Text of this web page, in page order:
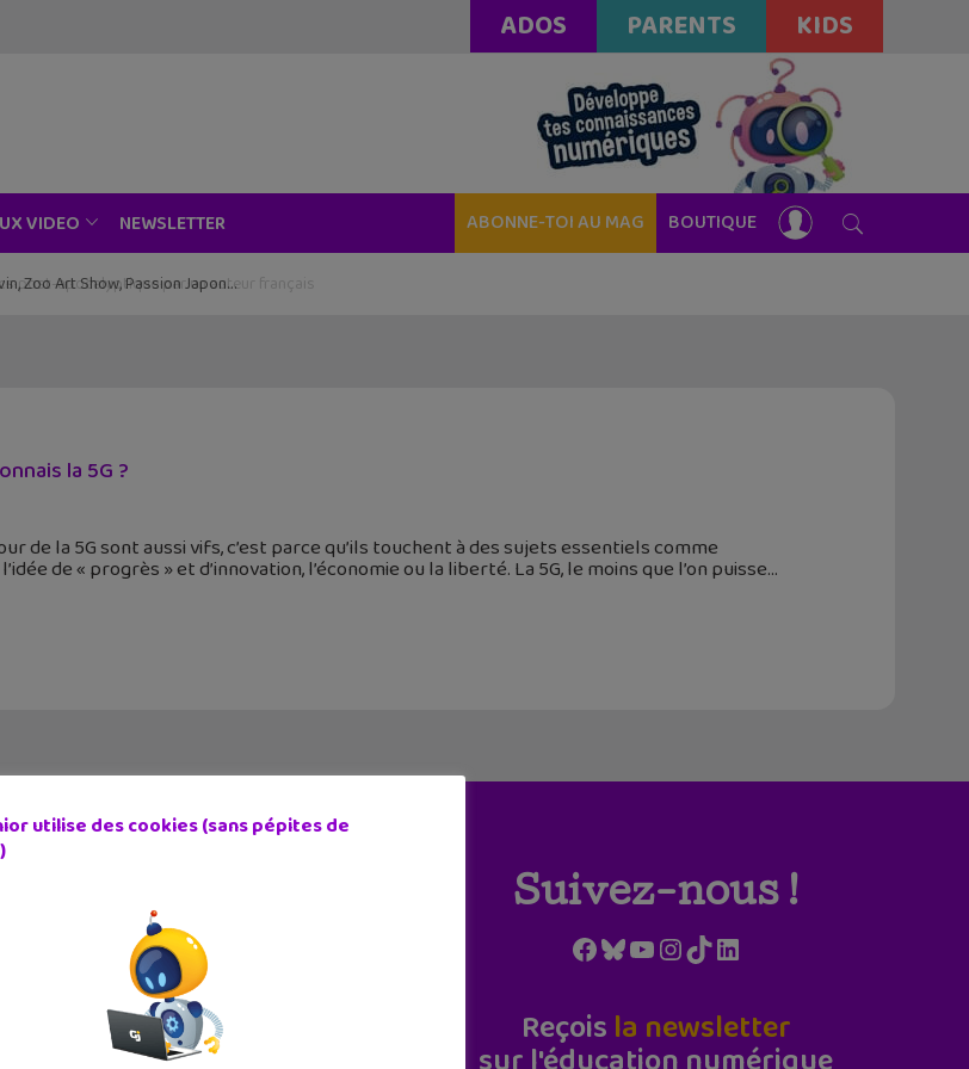
ADOS PARENTS KIDS
VIDEO NEWSLETTER ABONNE-TOI AU MAG BOUTIQUE
Zoo Art Show, Passion Japon…
la 5G ?
de la 5G sont aussi vifs, c’est parce qu’ils touchent à des sujets essentiels comme
de « progrès » et d’innovation, l’économie ou la liberté. La 5G, le moins que l’on puisse
Suivez-nous !
Facebook
Bluesky
YouTube
Instagram
TikTokLinkedIn
Reçois la newsletter
utilise des cookies (sans pépites de